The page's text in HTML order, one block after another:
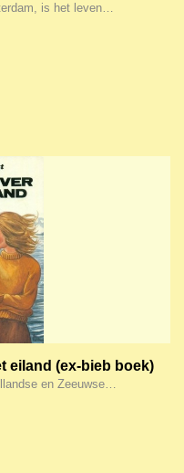
is het leven…
eiland (ex-bieb boek)
en Zeeuwse…